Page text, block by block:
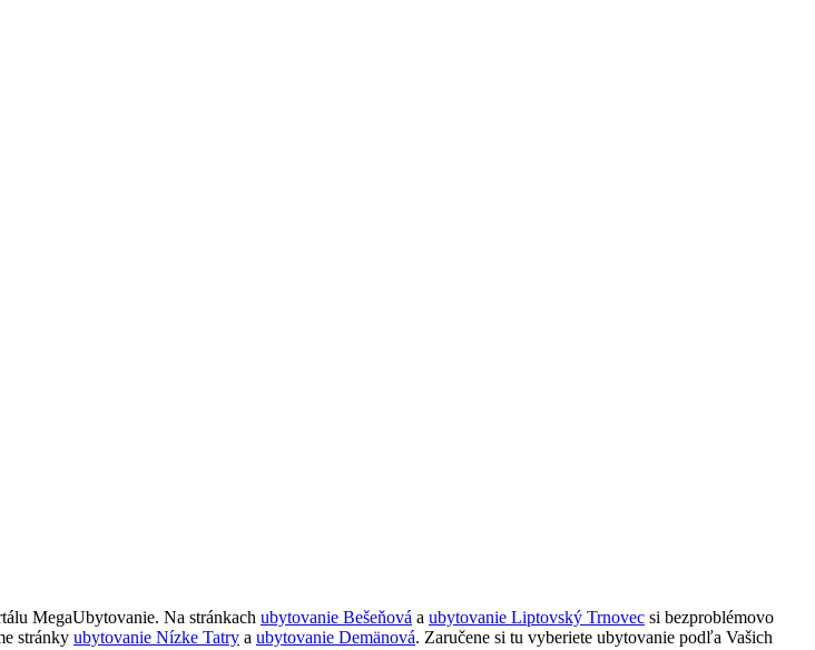
MegaUbytovanie. Na stránkach ubytovanie Bešeňová a ubytovanie Liptovský Trnovec si bezproblémovo
stránky ubytovanie Nízke Tatry a ubytovanie Demänová. Zaručene si tu vyberiete ubytovanie podľa Vašich